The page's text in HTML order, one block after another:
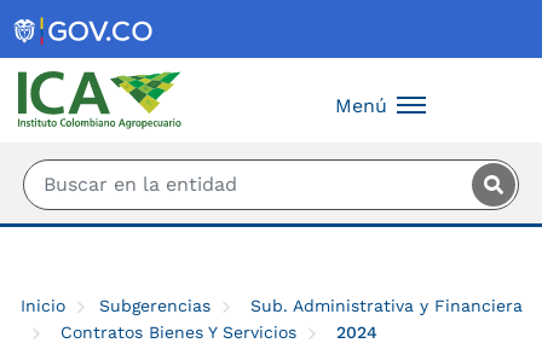
Menú
Inicio Subgerencias
Sub. Administrativa y Financiera
Contratos Bienes Y Servicios
2024